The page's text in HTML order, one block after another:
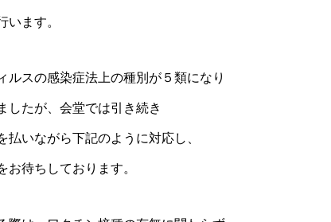
ます。
ルスの感染症法上の種別が５類になり
したが、会堂では引き続き
払いながら下記のように対応し、
お待ちしております。